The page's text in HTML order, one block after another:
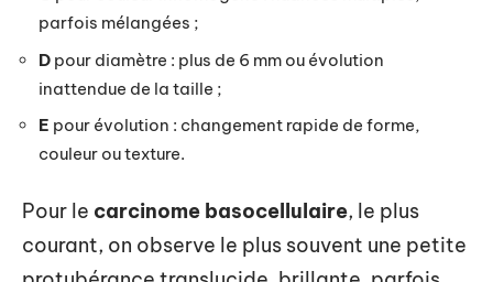
parfois mélangées ;
D pour diamètre : plus de 6 mm ou évolution
inattendue de la taille ;
E pour évolution : changement rapide de forme,
couleur ou texture.
Pour le carcinome basocellulaire, le plus
courant, on observe le plus souvent une petite